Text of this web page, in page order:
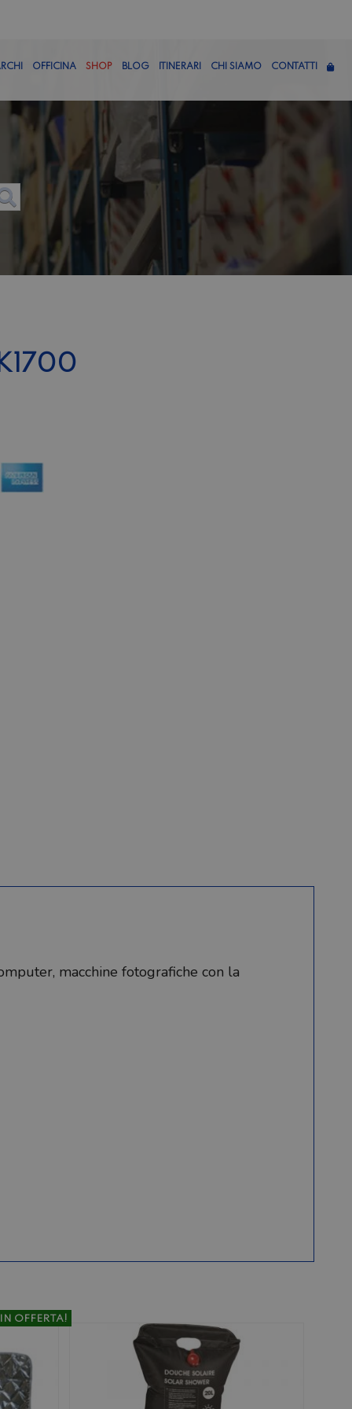
OFFICINA SHOP BLOG ITINERARI CHI SIAMO CONTATTI
macchine fotografiche con la
IN OFFERTA!